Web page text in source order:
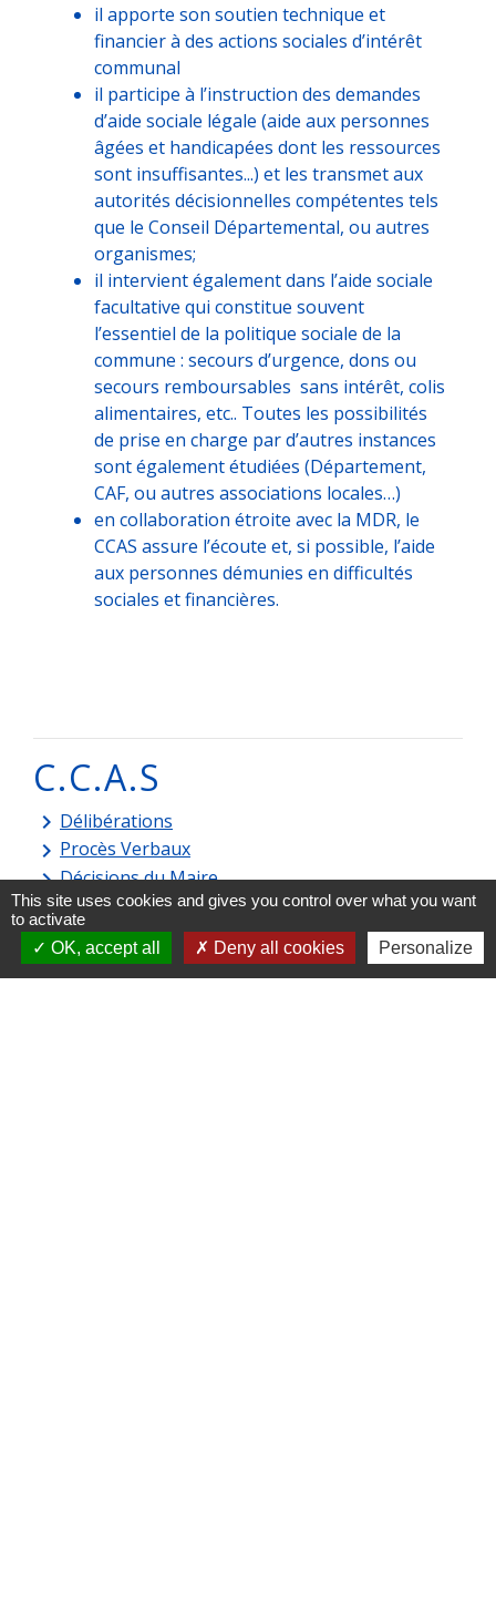
il apporte son soutien technique et
financier à des actions sociales d’intérêt
communal
il participe à l’instruction des demandes
d’aide sociale légale (aide aux personnes
âgées et handicapées dont les ressources
sont insuffisantes...) et les transmet aux
autorités décisionnelles compétentes tels
que le Conseil Départemental, ou autres
organismes;
il intervient également dans l’aide sociale
facultative qui constitue souvent
l’essentiel de la politique sociale de la
commune : secours d’urgence, dons ou
secours remboursables sans intérêt, colis
alimentaires, etc.. Toutes les possibilités
de prise en charge par d’autres instances
sont également étudiées (Département,
CAF, ou autres associations locales…)
en collaboration étroite avec la MDR, le
CCAS assure l’écoute et, si possible, l’aide
aux personnes démunies en difficultés
sociales et financières.
C.C.A.S
keyboard_arrow_right Délibérations
keyboard_arrow_right Procès Verbaux
keyboard_arrow_rightDécisions du Maire
This site uses cookies and gives you control over what you want
to activate
OK, accept all
Deny all cookies Personalize